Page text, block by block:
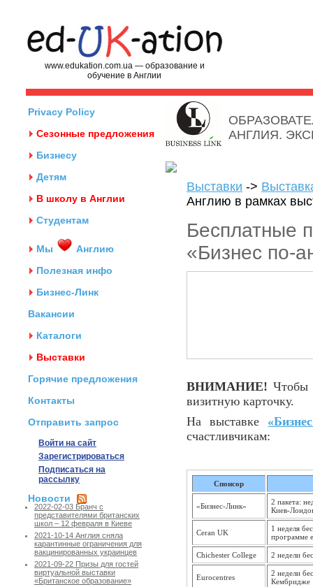
www.edukation.com.ua — образование и
обучение в Англии
Privacy Policy
Сезонные предложения
Бизнесу
Детям
В школу в Англии
Студентам
Мы
Англию
Полезная инфо
Бизнес-Линк
Вакансии
Каталоги
Выставки
Горячие предложения
Контакты
Отправить запрос
Войти на сайт
Зарегистрироваться
Подписаться на
рассылку
Новости
2022-02-03 Бранч с
представителями британских
школ – 12 февраля в Киеве
2021-10-14 Англия сняла
карантинные ограничения для
вакцинированных украинцев
2021-09-22 Призы для гостей
виртуальной выставки
«Британское образование»
АНГЛИЯ.
Выставки ->
Англию в рамках
Бесплатные
«Бизнес по-
ВНИМАНИЕ! Чтобы
визитную карточку.
На выставке
счастливчикам:
Спонсор
«Бизнес-Линк»
2 пакета:
Киев-
Ceran UK
1 неделя
программе
Chichester College 2 недели
Eurocentres
2 недели
Кембридже